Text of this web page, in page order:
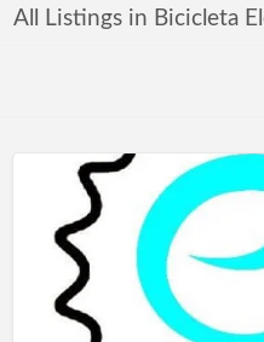
All Listings in Bicicleta